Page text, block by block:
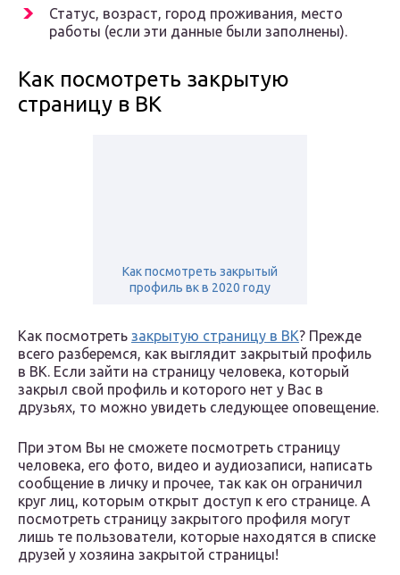
Статус, возраст, город проживания, место
работы (если эти данные были заполнены).
Как посмотреть закрытую
страницу в ВК
Как посмотреть закрытый
профиль вк в 2020 году
Как посмотреть закрытую страницу в ВК? Прежде
всего разберемся, как выглядит закрытый профиль
в ВК. Если зайти на страницу человека, который
закрыл свой профиль и которого нет у Вас в
друзьях, то можно увидеть следующее оповещение.
При этом Вы не сможете посмотреть страницу
человека, его фото, видео и аудиозаписи, написать
сообщение в личку и прочее, так как он ограничил
круг лиц, которым открыт доступ к его странице. А
посмотреть страницу закрытого профиля могут
лишь те пользователи, которые находятся в списке
друзей у хозяина закрытой страницы!